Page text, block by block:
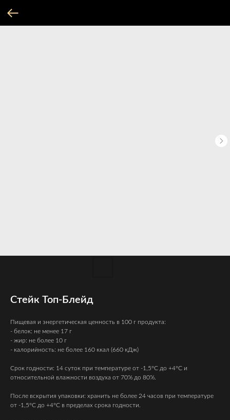
Стейк Топ-Блейд
Пищевая и энергетическая ценность в 100 г продукта:
- белок: не менее 17 г
- жир: не более 10 г
- калорийность: не более 160 ккал (660 кДж)
Срок годности: 14 суток при температуре от -1,5°С до +4°С и
относительной влажности воздуха от 70% до 80%.
После вскрытия упаковки: хранить не более 24 часов при температуре
от -1,5°С до +4°С в пределах срока годности.